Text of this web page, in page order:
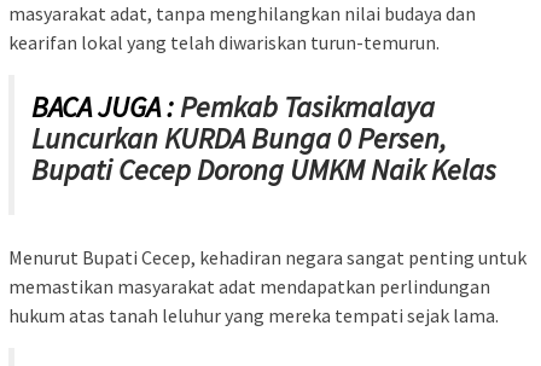
masyarakat adat, tanpa menghilangkan nilai budaya dan
kearifan lokal yang telah diwariskan turun-temurun.
BACA JUGA :Pemkab Tasikmalaya
Luncurkan KURDA Bunga 0 Persen,
Bupati Cecep Dorong UMKM Naik Kelas
Menurut Bupati Cecep, kehadiran negara sangat penting untuk
memastikan masyarakat adat mendapatkan perlindungan
hukum atas tanah leluhur yang mereka tempati sejak lama.